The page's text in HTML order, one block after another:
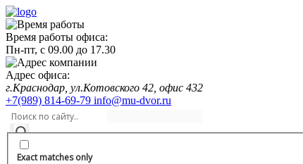
Время работы офиса:
Пн-пт, с 09.00 до 17.30
Адрес офиса:
г.Краснодар, ул.Котовского 42, офис 432
+7(989) 814-69-79 info@mu-dvor.ru
Exact matches only